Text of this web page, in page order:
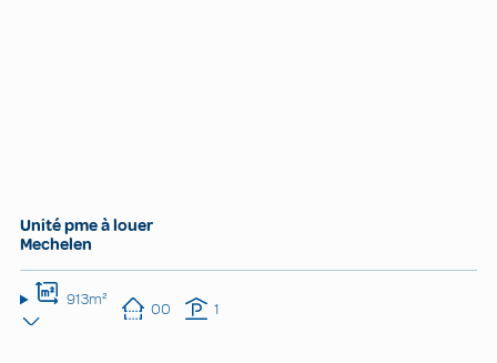
Unité pme à louer
Mechelen
913m² 00 1